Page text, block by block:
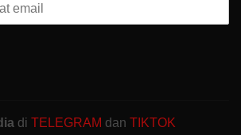
di TELEGRAM dan TIKTOK